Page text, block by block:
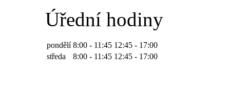
Úřední hodiny
pondělí 8:00 - 11:45 12:45 - 17:00
středa
8:00 - 11:45 12:45 - 17:00